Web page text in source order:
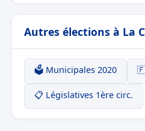
Autres élections à La
🗳️ Municipales 2020
📋 Législatives 1ère circ.